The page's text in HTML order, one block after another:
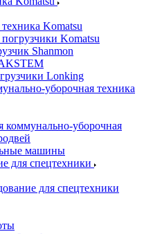
Komatsu
Komatsu
Shanmon
Lonking
уборочная техника
коммунально-уборочная
машины
для спецтехники
для спецтехники